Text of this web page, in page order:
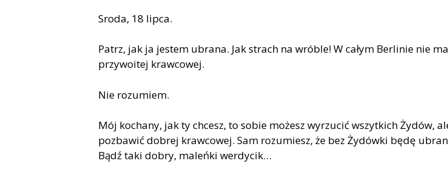
Sroda, 18 lipca.
Patrz, jak ja jestem ubrana. Jak strach na wróble! W całym Berlinie nie
przywoitej krawcowej.
Nie rozumiem.
Mój kochany, jak ty chcesz, to sobie możesz wyrzucić wszytkich Żydów,
pozbawić dobrej krawcowej. Sam rozumiesz, że bez Żydówki będę
Bądź taki dobry, maleńki werdycik…